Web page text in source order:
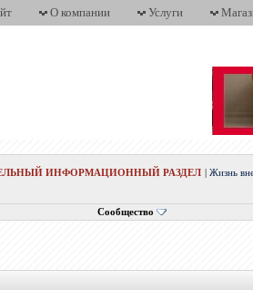
О компании Услуги
ИНФОРМАЦИОННЫЙ РАЗДЕЛ |Жизнь
Сообщество